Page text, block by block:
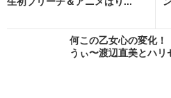
何この乙女心の変化
うぃ〜渡辺直美とハリ